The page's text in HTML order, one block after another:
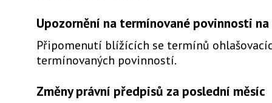
Upozornění na termínované povinnosti
Připomenutí blížících se termínů
termínovaných povinností.
Změny právní předpisů za poslední měsíc